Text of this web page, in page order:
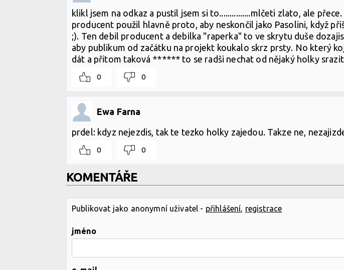
klikl jsem na odkaz a pustil jsem si to...............mlčeti zlato, ale
producent použil hlavně proto, aby neskončil jako Pasolini, když
;). Ten debil producent a debilka "raperka" to ve skrytu duše
aby publikum od začátku na projekt koukalo skrz prsty. No který
dát a přitom taková ****** to se radši nechat od nějaký holky
0 0
Ewa Farna
prdel: kdyz nejezdis, tak te tezko holky zajedou. Takze ne,
0 0
KOMENTÁŘE
Publikovat jako anonymní uživatel - přihlášení registrace
jméno